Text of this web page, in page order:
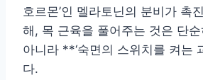
호르몬’인 멜라토닌의 분비가 촉
해, 목 근육을 풀어주는 것은 단순
아니라 **‘숙면의 스위치를 켜는
다.